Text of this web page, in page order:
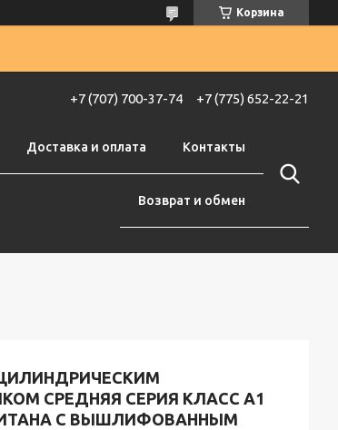
Корзина
+7 (707) 700-37-74 +7 (775) 652-22-21
Доставка и оплата Контакты
Возврат и обмен
СРЕДНЯЯ СЕРИЯ КЛАСС А1
С ВЫШЛИФОВАННЫМ